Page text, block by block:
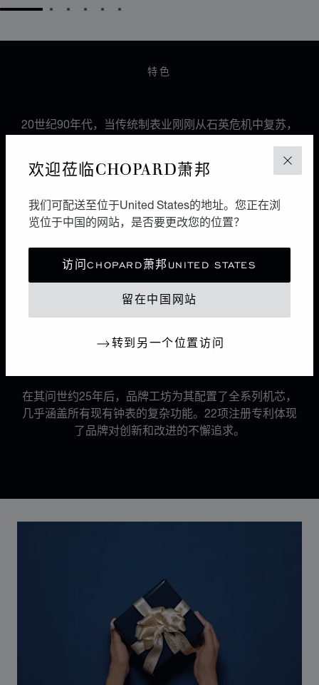
关闭
欢迎莅临CHOPARD萧邦
我们可配送至位于United States的地址。您正在浏
览位于中国的网站，是否要更改您的位置？
访问CHOPARD萧邦UNITED STATES
留在中国网站
转到另一个位置访问
GO TO SLIDE 1GO TO SLIDE 2
GO TO SLIDE 3
GO TO SLIDE 4
GO TO SLIDE 5
GO TO SLIDE 6
特色
20世纪90年代，当传统制表业刚刚从石英危机中复苏，
Friedrich Scheufele）创建了一家制表工坊，旨在开发出
品牌首枚机芯，以致敬1860年创立Chopard萧邦品牌的
髓。这枚名为L.U.C 96.01-L的微型摆陀自动机芯具备多
种性能，在当时独树一帜，标志着Chopard萧邦制表工坊
机芯
在其问世约25年后，品牌工坊为其配置了全系列机芯，
几乎涵盖所有现有钟表的复杂功能。22项注册专利体现
了品牌对创新和改进的不懈追求。